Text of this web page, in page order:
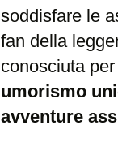
soddisfare le
fan della
conosciuta
umorismo
avventure